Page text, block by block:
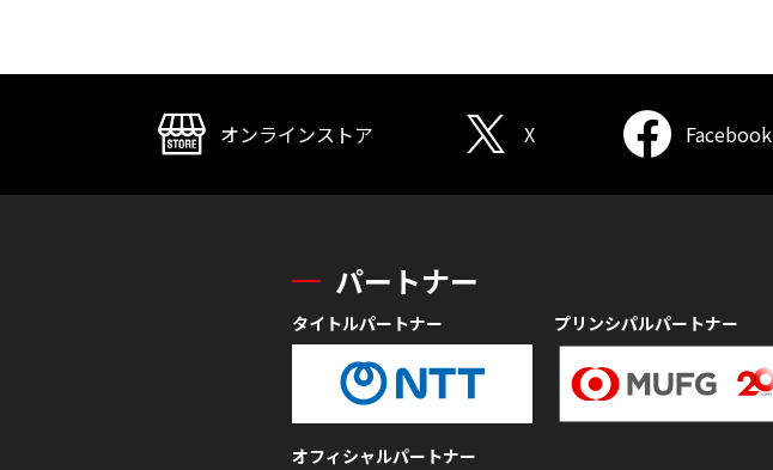
オンラインストア X Facebook
パートナー
タイトルパートナー プリンシパルパートナー
オフィシャルパートナー